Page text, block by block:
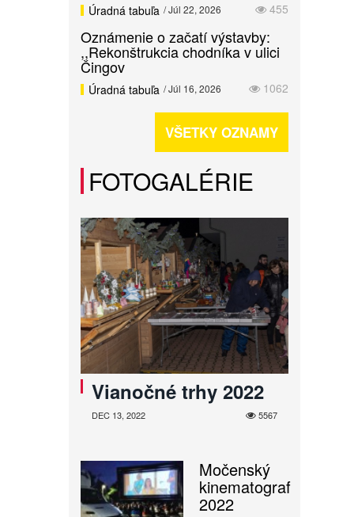
455
Úradná tabuľa / Júl 22, 2026
Oznámenie o začatí výstavby:
,,Rekonštrukcia chodníka v ulici
Čingov
1062
Úradná tabuľa / Júl 16, 2026
VŠETKY OZNAMY
FOTOGALÉRIE
Vianočné trhy 2022
5567
DEC 13, 2022
Močenský
kinematograf
2022